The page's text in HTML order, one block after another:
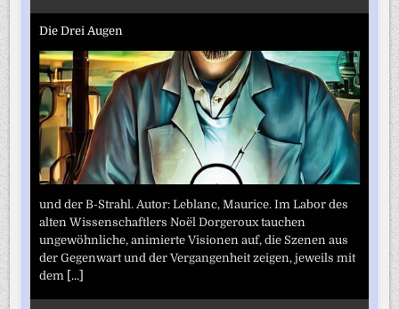
Die Drei Augen
und der B-Strahl. Autor: Leblanc, Maurice. Im Labor des
alten Wissenschaftlers Noël Dorgeroux tauchen
ungewöhnliche, animierte Visionen auf, die Szenen aus
der Gegenwart und der Vergangenheit zeigen, jeweils mit
dem
[...]